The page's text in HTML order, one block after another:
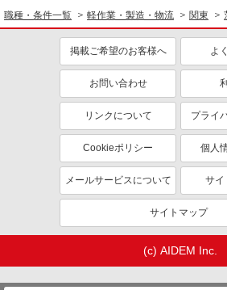
職種・条件一覧 軽作業・製造・物流 関東
掲載ご希望のお客様へ よ
お問い合わせ
リンクについて プライ
Cookieポリシー 個人
メールサービスについて サイ
サイトマップ
(c) AIDEM Inc.